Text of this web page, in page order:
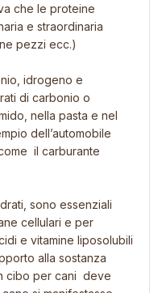
che le proteine
e straordinaria
pezzi ecc.)
idrogeno e
di carbonio o
nella pasta e nel
dell’automobile
il carburante
sono essenziali
cellulari e per
e vitamine liposolubili
alla sostanza
cibo per cani deve